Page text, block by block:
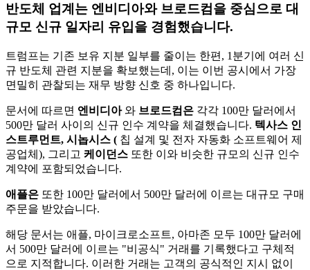
반도체 업계는 엔비디아와 브로드컴을 중심으로 대
규모 신규 일자리 유입을 경험했습니다.
트럼프는 기존 보유 지분 일부를 줄이는 한편, 1분기에 여러 신
규 반도체 관련 지분을 확보했는데, 이는 이번 공시에서 가장
면밀히 관찰되는 재무 방향 신호 중 하나입니다.
문서에 따르면 엔비디아와 브로드컴은 각각 100만 달러에서
500만 달러 사이의 신규 인수 계약을 체결했습니다. 텍사스 인
스트루먼트, 시놉시스 ( 칩 설계 및 전자 자동화 소프트웨어 제
공업체), 그리고 케이던스 또한 이와 비슷한 규모의 신규 인수
계약에 포함되었습니다.
애플은 또한 100만 달러에서 500만 달러에 이르는 대규모 구매
주문을 받았습니다.
해당 문서는 애플, 마이크로소프트, 아마존 모두 100만 달러에
서 500만 달러에 이르는 "비공식" 거래를 기록했다고 구체적
으로 지적합니다. 이러한 거래는 고객의 공식적인 지시 없이